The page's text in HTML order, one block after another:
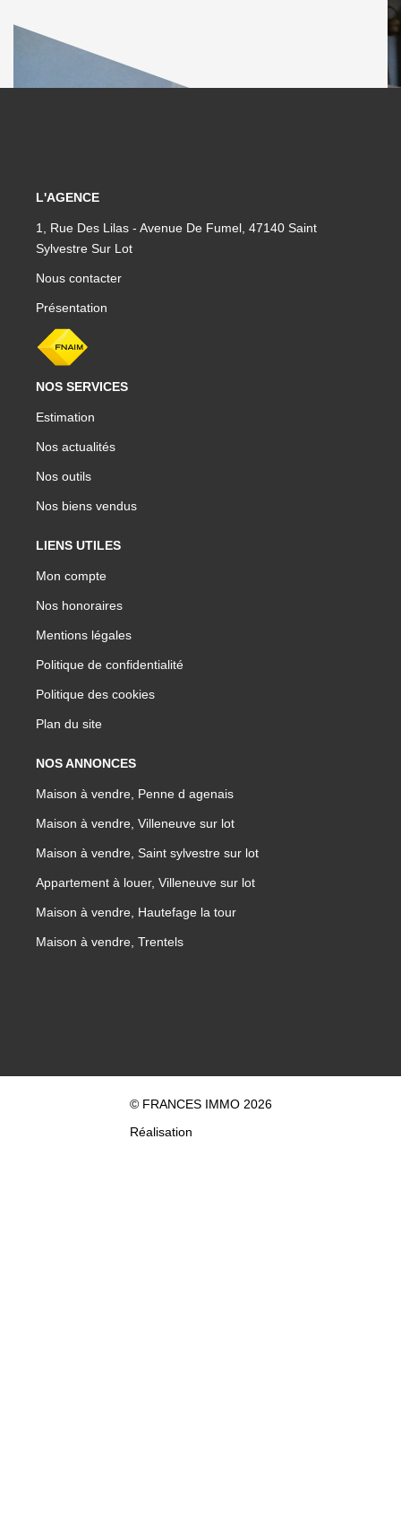
L'AGENCE
1, Rue Des Lilas - Avenue De Fumel, 47140 Saint
Sylvestre Sur Lot
Nous contacter
Présentation
NOS SERVICES
Estimation
Nos actualités
Nos outils
Nos biens vendus
LIENS UTILES
Mon compte
Nos honoraires
Mentions légales
Politique de confidentialité
Politique des cookies
Plan du site
NOS ANNONCES
Maison à vendre, Penne d agenais
Maison à vendre, Villeneuve sur lot
Maison à vendre, Saint sylvestre sur lot
Appartement à louer, Villeneuve sur lot
Maison à vendre, Hautefage la tour
Maison à vendre, Trentels
© FRANCES IMMO 2026
Réalisation